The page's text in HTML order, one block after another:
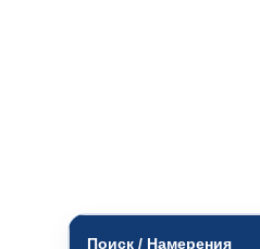
Поиск / Намерения